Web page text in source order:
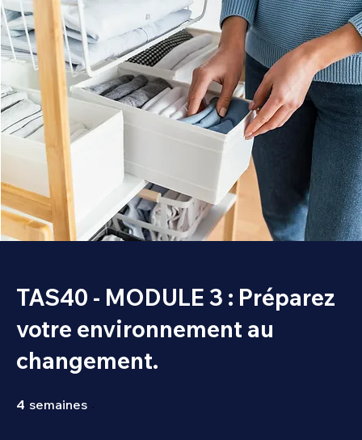
TAS40 - MODULE 3 : Préparez
votre environnement au
changement.
4 semaines